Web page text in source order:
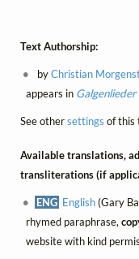
Text Authorship:
byChristian
appears in Galgenlieder
See othersettings of this
Available translations,
transliterations (if
ENG English(Gary
rhymed paraphrase,
website with kind